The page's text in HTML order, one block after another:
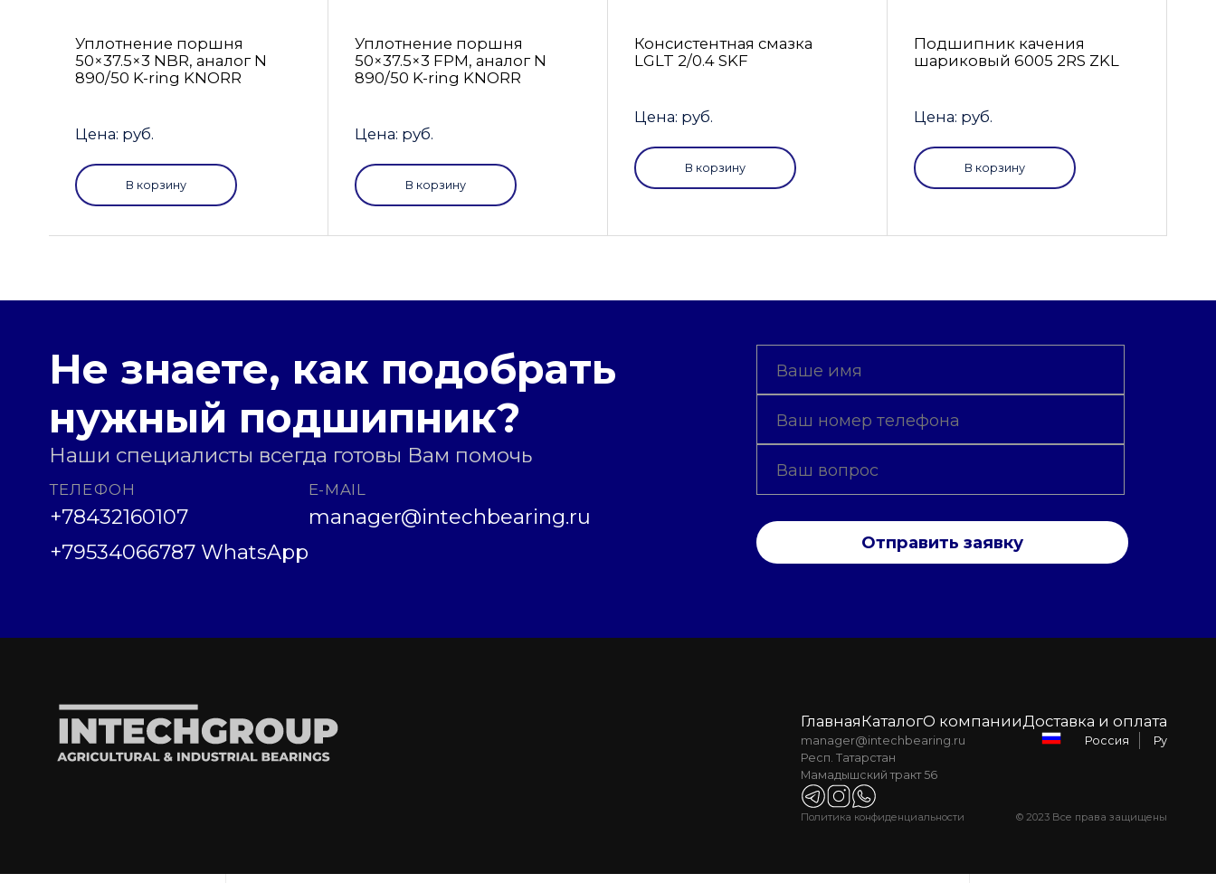
Уплотнение поршня
50×37.5×3 NBR, аналог N
890/50 K-ring KNORR
Цена: руб.
В корзину
Уплотнение поршня
50×37.5×3 FРM, аналог N
890/50 K-ring KNORR
Цена: руб.
В корзину
Консистентная смазка
LGLT 2/0.4 SKF
Цена: руб.
В корзину
Подшипник качения
шариковый 6005 2RS ZKL
Цена: руб.
В корзину
Не знаете, как подобрать
нужный подшипник?
Наши специалисты всегда готовы Вам помочь
ТЕЛЕФОН
+78432160107
+79534066787 WhatsApp
E-MAIL
manager@intechbearing.ru
Отправить заявку
ГлавнаяКаталогО компанииДоставка и оплата
manager@intechbearing.ru
Респ. Татарстан
Мамадышский тракт 56
Россия Ру
Политика конфиденциальности © 2023 Все права защищены